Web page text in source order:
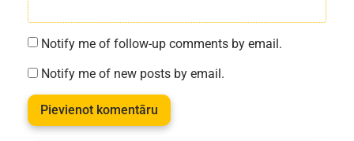
Notify me of follow-up comments by email.
Notify me of new posts by email.